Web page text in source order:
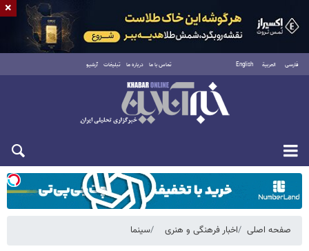
فارسی العربية English تماس با ما درباره ما تبلیغات آرشیو
شنبه ۱۷ مرداد ۱۴۰۵
صفحه اصلی اخبار فرهنگی و هنری سینما
×